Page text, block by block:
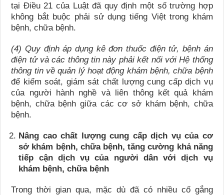
tại Điều 21 của Luật đã quy định một số trường hợp
không bắt buộc phải sử dụng tiếng Việt trong khám
bệnh, chữa bệnh.
(4) Quy định áp dụng kê đơn thuốc điện tử, bệnh án
điện tử và các thông tin này phải kết nối với Hệ thống
thông tin về quản lý hoạt động khám bệnh, chữa bệnh
để kiểm soát, giám sát chất lượng cung cấp dịch vụ
của người hành nghề và liên thông kết quả khám
bệnh, chữa bệnh giữa các cơ sở khám bệnh, chữa
bệnh.
Nâng cao chất lượng cung cấp dịch vụ của cơ
sở khám bệnh, chữa bệnh, tăng cường khả năng
tiếp cận dịch vụ của người dân với dịch vụ
khám bệnh, chữa bệnh
Trong thời gian qua, mặc dù đã có nhiều cố gắng